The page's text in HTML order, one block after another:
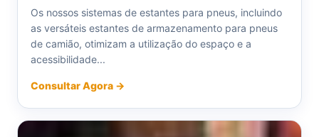
Os nossos sistemas de estantes para pneus, incluindo
as versáteis estantes de armazenamento para pneus
de camião, otimizam a utilização do espaço e a
acessibilidade...
Consultar Agora →